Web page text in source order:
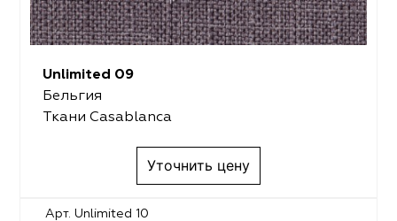
Unlimited 09
Бельгия
Ткани Casablanca
Уточнить цену
Арт. Unlimited 10